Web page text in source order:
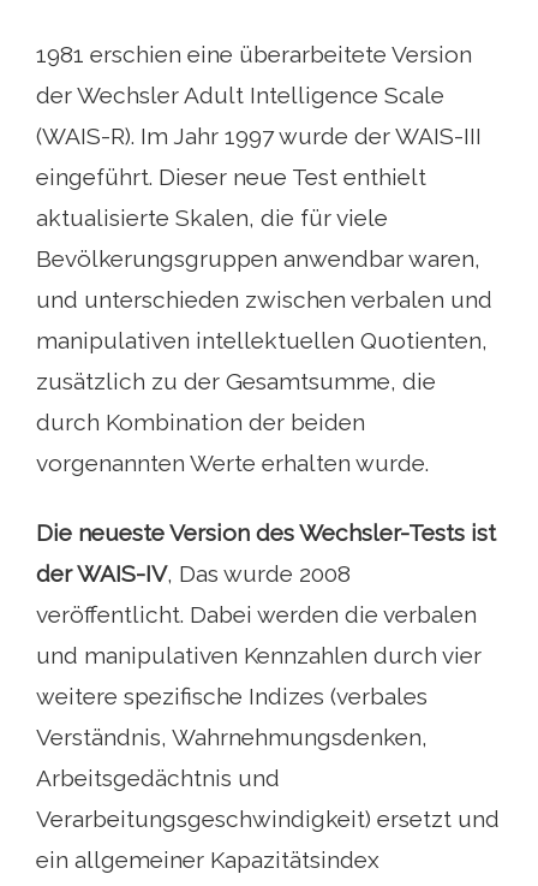
1981 erschien eine überarbeitete Version
der Wechsler Adult Intelligence Scale
(WAIS-R). Im Jahr 1997 wurde der WAIS-III
eingeführt. Dieser neue Test enthielt
aktualisierte Skalen, die für viele
Bevölkerungsgruppen anwendbar waren,
und unterschieden zwischen verbalen und
manipulativen intellektuellen Quotienten,
zusätzlich zu der Gesamtsumme, die
durch Kombination der beiden
vorgenannten Werte erhalten wurde.
Die neueste Version des Wechsler-Tests ist
der WAIS-IV, Das wurde 2008
veröffentlicht. Dabei werden die verbalen
und manipulativen Kennzahlen durch vier
weitere spezifische Indizes (verbales
Verständnis, Wahrnehmungsdenken,
Arbeitsgedächtnis und
Verarbeitungsgeschwindigkeit) ersetzt und
ein allgemeiner Kapazitätsindex